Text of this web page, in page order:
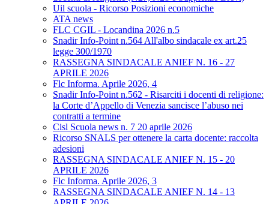
Uil scuola - Ricorso Posizioni economiche
ATA news
FLC CGIL - Locandina 2026 n.5
Snadir Info-Point n.564 All'albo sindacale ex art.25
legge 300/1970
RASSEGNA SINDACALE ANIEF N. 16 - 27
APRILE 2026
Flc Informa. Aprile 2026, 4
Snadir Info-Point n.562 - Risarciti i docenti di religione:
la Corte d’Appello di Venezia sancisce l’abuso nei
contratti a termine
Cisl Scuola news n. 7 20 aprile 2026
Ricorso SNALS per ottenere la carta docente: raccolta
adesioni
RASSEGNA SINDACALE ANIEF N. 15 - 20
APRILE 2026
Flc Informa. Aprile 2026, 3
RASSEGNA SINDACALE ANIEF N. 14 - 13